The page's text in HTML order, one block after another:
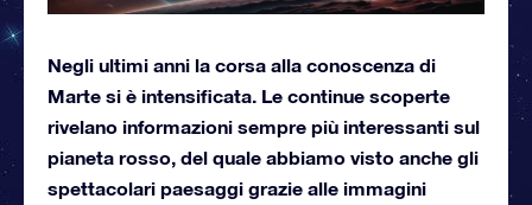
Negli ultimi anni la corsa alla conoscenza di
Marte si è intensificata. Le continue scoperte
rivelano informazioni sempre più interessanti sul
pianeta rosso, del quale abbiamo visto anche gli
spettacolari paesaggi grazie alle immagini